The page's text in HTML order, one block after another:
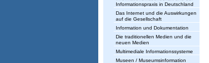
Informationspraxis in Deutschland
Das Internet und die Auswirkungen
auf die Gesellschaft
Information und Dokumentation
Die traditionellen Medien und die
neuen Medien
Multimediale Informationssysteme
Museen / Museumsinformation